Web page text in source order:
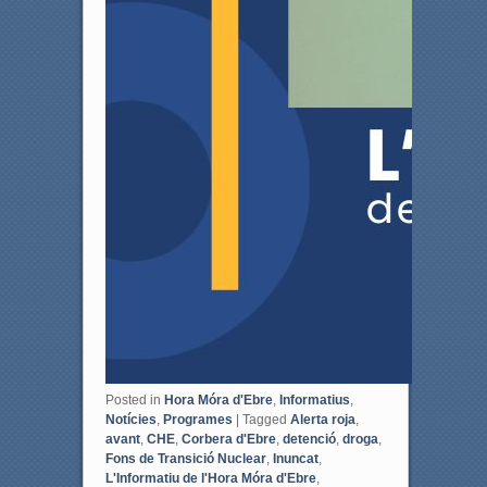
Posted in Hora Móra d'Ebre, Informatius,
Notícies, Programes Tagged Alerta roja,
avant, CHE, Corbera d'Ebre, detenció, droga,
Fons de Transició Nuclear, Inuncat,
L'Informatiu de l'Hora Móra d'Ebre,